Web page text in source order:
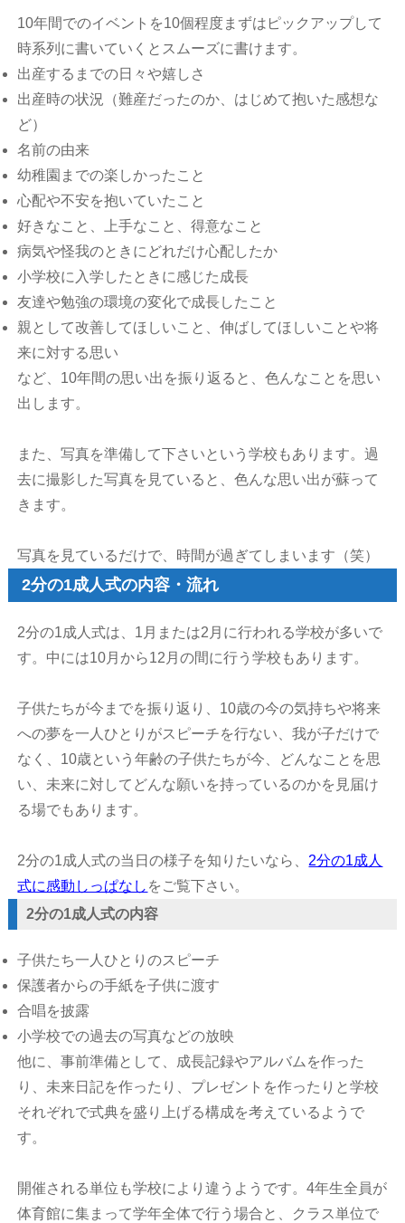
10年間でのイベントを10個程度まずはピックアップして
時系列に書いていくとスムーズに書けます。
出産するまでの日々や嬉しさ
出産時の状況（難産だったのか、はじめて抱いた感想な
ど）
名前の由来
幼稚園までの楽しかったこと
心配や不安を抱いていたこと
好きなこと、上手なこと、得意なこと
病気や怪我のときにどれだけ心配したか
小学校に入学したときに感じた成長
友達や勉強の環境の変化で成長したこと
親として改善してほしいこと、伸ばしてほしいことや将
来に対する思い
など、10年間の思い出を振り返ると、色んなことを思い
出します。
また、写真を準備して下さいという学校もあります。過
去に撮影した写真を見ていると、色んな思い出が蘇って
きます。
写真を見ているだけで、時間が過ぎてしまいます（笑）
2分の1成人式の内容・流れ
2分の1成人式は、1月または2月に行われる学校が多いで
す。中には10月から12月の間に行う学校もあります。
子供たちが今までを振り返り、10歳の今の気持ちや将来
への夢を一人ひとりがスピーチを行ない、我が子だけで
なく、10歳という年齢の子供たちが今、どんなことを思
い、未来に対してどんな願いを持っているのかを見届け
る場でもあります。
2分の1成人式の当日の様子を知りたいなら、 2分の1成人
式に感動しっぱなし をご覧下さい。
2分の1成人式の内容
子供たち一人ひとりのスピーチ
保護者からの手紙を子供に渡す
合唱を披露
小学校での過去の写真などの放映
他に、事前準備として、成長記録やアルバムを作った
り、未来日記を作ったり、プレゼントを作ったりと学校
それぞれで式典を盛り上げる構成を考えているようで
す。
開催される単位も学校により違うようです。4年生全員が
体育館に集まって学年全体で行う場合と、クラス単位で